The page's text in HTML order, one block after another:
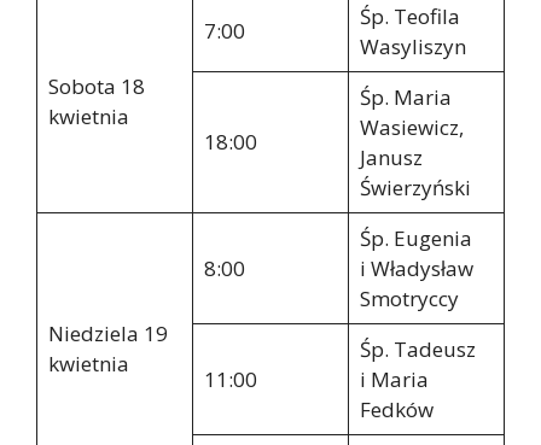
Sobota 18
kwietnia
7:00
Śp. Teofila
Wasyliszyn
18:00
Śp. Maria
Wasiewicz,
Janusz
Świerzyński
Niedziela 19
kwietnia
8:00
Śp. Eugenia
i Władysław
Smotryccy
11:00
Śp. Tadeusz
i Maria
Fedków